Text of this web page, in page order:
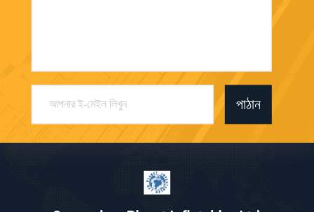
পাঠান